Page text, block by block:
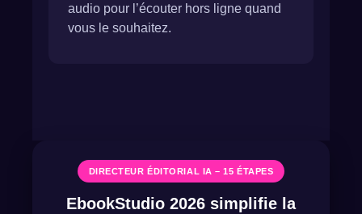
audio pour l’écouter hors ligne quand
vous le souhaitez.
DIRECTEUR ÉDITORIAL IA – 15 ÉTAPES
EbookStudio 2026 simplifie la